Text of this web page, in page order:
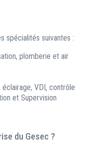
spécialités suivantes :
plomberie et air
VDI, contrôle
et Supervision
du Gesec ?